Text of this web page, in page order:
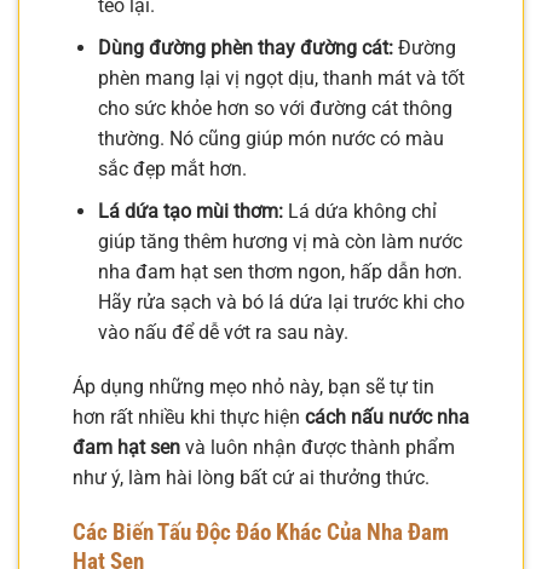
teo lại.
Dùng đường phèn thay đường cát:Đường
phèn mang lại vị ngọt dịu, thanh mát và tốt
cho sức khỏe hơn so với đường cát thông
thường. Nó cũng giúp món nước có màu
sắc đẹp mắt hơn.
Lá dứa tạo mùi thơm:Lá dứa không chỉ
giúp tăng thêm hương vị mà còn làm nước
nha đam hạt sen thơm ngon, hấp dẫn hơn.
Hãy rửa sạch và bó lá dứa lại trước khi cho
vào nấu để dễ vớt ra sau này.
Áp dụng những mẹo nhỏ này, bạn sẽ tự tin
hơn rất nhiều khi thực hiện cách nấu nước nha
đam hạt sen và luôn nhận được thành phẩm
như ý, làm hài lòng bất cứ ai thưởng thức.
Các Biến Tấu Độc Đáo Khác Của Nha Đam
Hạt Sen